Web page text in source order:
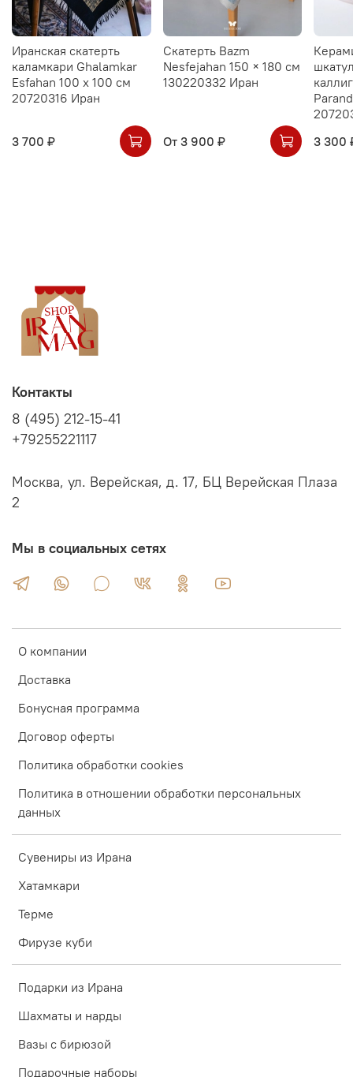
Иранская скатерть
каламкари Ghalamkar
Esfahan 100 х 100 см
20720316 Иран
3 700 ₽
Скатерть Bazm
Nesfejahan 150 × 180 см
130220332 Иран
От 3 900 ₽
3 300
О компании
Доставка
Бонусная программа
Договор оферты
Политика обработки cookies
Политика в отношении обработки персональных
данных
Сувениры из Ирана
Хатамкари
Терме
Фирузе куби
Подарки из Ирана
Шахматы и нарды
Вазы с бирюзой
Подарочные наборы
Контакты
8 (495) 212-15-41
+79255221117
Москва, ул. Верейская, д. 17, БЦ Верейская Плаза
2
Мы в социальных сетях